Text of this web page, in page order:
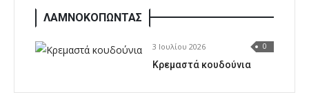
ΛΑΜΝΟΚΟΠΩΝΤΑΣ
3 Ιουλίου 2026 0
Κρεμαστά κουδούνια